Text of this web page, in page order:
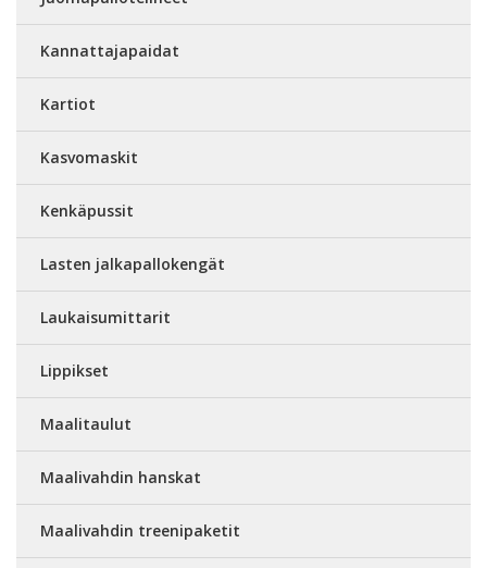
Kannattajapaidat
Kartiot
Kasvomaskit
Kenkäpussit
Lasten jalkapallokengät
Laukaisumittarit
Lippikset
Maalitaulut
Maalivahdin hanskat
Maalivahdin treenipaketit